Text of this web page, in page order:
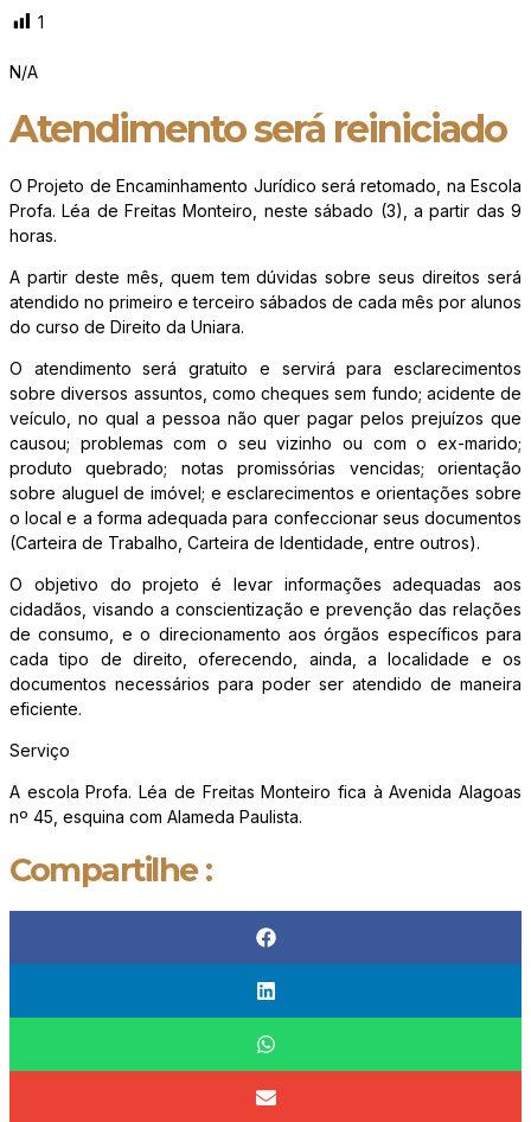
1
N/A
Atendimento será reiniciado
O Projeto de Encaminhamento Jurídico será retomado, na Escola
Profa. Léa de Freitas Monteiro, neste sábado (3), a partir das 9
horas.
A partir deste mês, quem tem dúvidas sobre seus direitos será
atendido no primeiro e terceiro sábados de cada mês por alunos
do curso de Direito da Uniara.
O atendimento será gratuito e servirá para esclarecimentos
sobre diversos assuntos, como cheques sem fundo; acidente de
veículo, no qual a pessoa não quer pagar pelos prejuízos que
causou; problemas com o seu vizinho ou com o ex-marido;
produto quebrado; notas promissórias vencidas; orientação
sobre aluguel de imóvel; e esclarecimentos e orientações sobre
o local e a forma adequada para confeccionar seus documentos
(Carteira de Trabalho, Carteira de Identidade, entre outros).
O objetivo do projeto é levar informações adequadas aos
cidadãos, visando a conscientização e prevenção das relações
de consumo, e o direcionamento aos órgãos específicos para
cada tipo de direito, oferecendo, ainda, a localidade e os
documentos necessários para poder ser atendido de maneira
eficiente.
Serviço
A escola Profa. Léa de Freitas Monteiro fica à Avenida Alagoas
nº 45, esquina com Alameda Paulista.
Compartilhe :